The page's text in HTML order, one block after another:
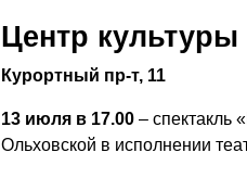
Центр культуры
Курортный пр-т, 11
13 июля в 17.00– спектакль
Ольховской в исполнении